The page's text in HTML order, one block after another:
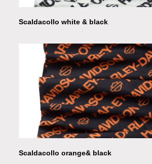
Scaldacollo white & black
Scaldacollo orange& black